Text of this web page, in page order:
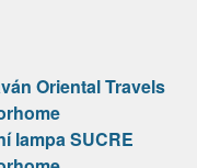
Oriental Travels
lampa SUCRE